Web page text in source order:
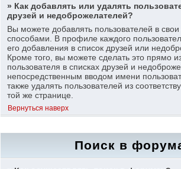
» Как добавлять или удалять
друзей и недоброжелателей?
Вы можете добавлять пользователей в
способами. В профиле каждого
его добавления в список друзей или
Кроме того, вы можете сделать это прямо
пользователя в списках друзей и
непосредственным вводом имени
также удалять пользователей из
той же странице.
Вернуться наверх
Поиск в